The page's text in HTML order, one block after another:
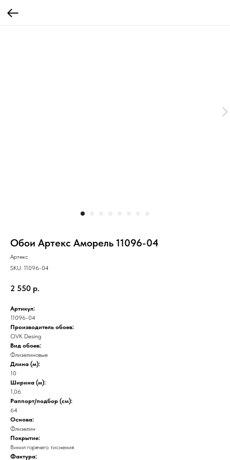
Обои Артекс Аморель 11096-04
Артекс
SKU: 11096-04
2 550 р.
Артикул:
11096-04
Производитель обоев:
OVK Desing
Вид обоев:
Флизелиновые
Длина (м):
10
Ширина (м):
1,06
Раппорт/подбор (см):
64
Основа:
Флизелин
Покрытие:
Винил горячего тиснения
Фактура: